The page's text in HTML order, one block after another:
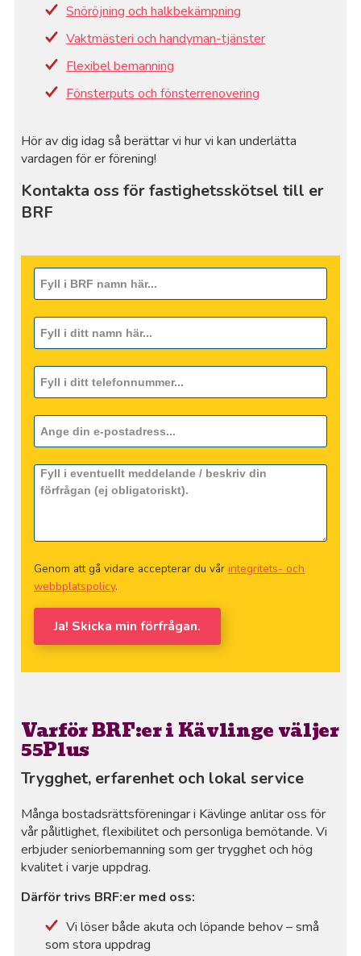
Snöröjning och halkbekämpning
Vaktmästeri och handyman-tjänster
Flexibel bemanning
Fönsterputs och fönsterrenovering
Hör av dig idag så berättar vi hur vi kan underlätta
vardagen för er förening!
Kontakta oss för fastighetsskötsel till er
BRF
Genom att gå vidare accepterar du vår integritets- och
webbplatspolicy.
Ja! Skicka min förfrågan.
Varför BRF:er i Kävlinge väljer
55Plus
Trygghet, erfarenhet och lokal service
Många bostadsrättsföreningar i Kävlinge anlitar oss för
vår pålitlighet, flexibilitet och personliga bemötande. Vi
erbjuder seniorbemanning som ger trygghet och hög
kvalitet i varje uppdrag.
Därför trivs BRF:er med oss:
Vi löser både akuta och löpande behov – små
som stora uppdrag